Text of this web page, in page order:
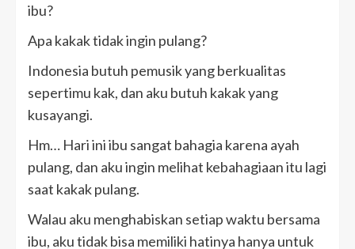
ibu?
Apa kakak tidak ingin pulang?
Indonesia butuh pemusik yang berkualitas
sepertimu kak, dan aku butuh kakak yang
kusayangi.
Hm… Hari ini ibu sangat bahagia karena ayah
pulang, dan aku ingin melihat kebahagiaan itu lagi
saat kakak pulang.
Walau aku menghabiskan setiap waktu bersama
ibu, aku tidak bisa memiliki hatinya hanya untuk